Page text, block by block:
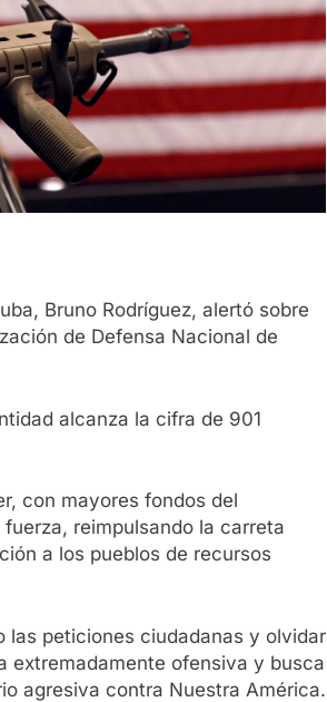
Bruno Rodríguez, alertó sobre
de Defensa Nacional de
alcanza la cifra de 901
con mayores fondos del
reimpulsando la carreta
a los pueblos de recursos
las peticiones ciudadanas y olvidar
extremadamente ofensiva y busca
agresiva contra Nuestra América.